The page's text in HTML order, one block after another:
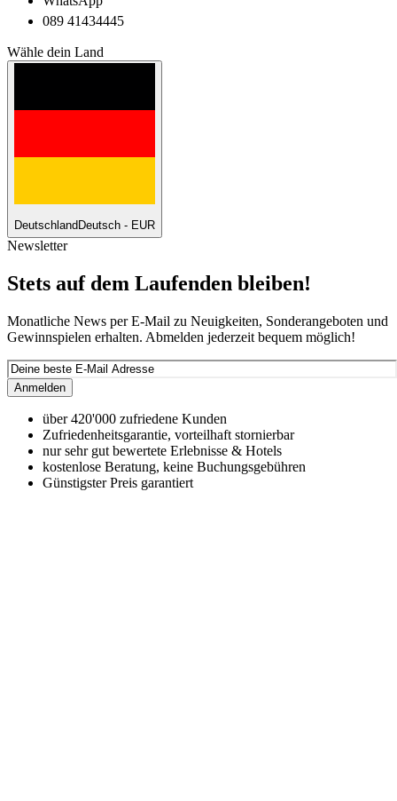
089 41434445
Wähle dein Land
Deutschland Deutsch - EUR
Newsletter
Stets auf dem Laufenden bleiben!
Monatliche News per E-Mail zu Neuigkeiten, Sonderangeboten und
Gewinnspielen erhalten. Abmelden jederzeit bequem möglich!
Anmelden
über 420'000 zufriedene Kunden
Zufriedenheitsgarantie, vorteilhaft stornierbar
nur sehr gut bewertete Erlebnisse & Hotels
kostenlose Beratung, keine Buchungsgebühren
Günstigster Preis garantiert